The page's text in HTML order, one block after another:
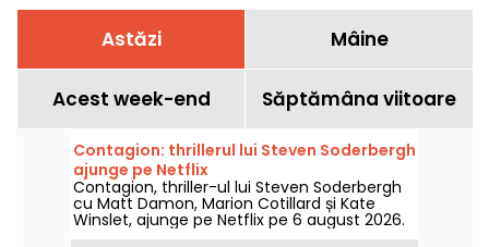
Astăzi Mâine
Acest week-end Săptămâna viitoare
Contagion: thrillerul lui Steven Soderbergh
ajunge pe Netflix
Contagion, thriller-ul lui Steven Soderbergh
cu Matt Damon, Marion Cotillard și Kate
Winslet, ajunge pe Netflix pe 6 august 2026.